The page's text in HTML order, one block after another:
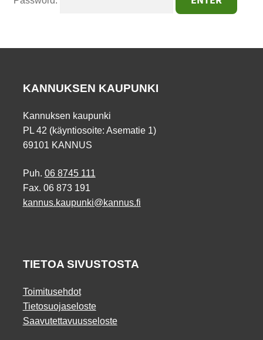
KANNUKSEN KAUPUNKI
Kannuksen kaupunki
PL 42 (käyntiosoite: Asematie 1)
69101 KANNUS
Puh. 06 8745 111
Fax. 06 873 191
kannus.kaupunki@kannus.fi
TIETOA SIVUSTOSTA
Toimitusehdot
Tietosuojaseloste
Saavutettavuusseloste